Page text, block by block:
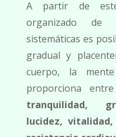
A partir de
organizado de
sistemáticas es
gradual y
cuerpo, la
proporciona
tranquilidad,
lucidez,